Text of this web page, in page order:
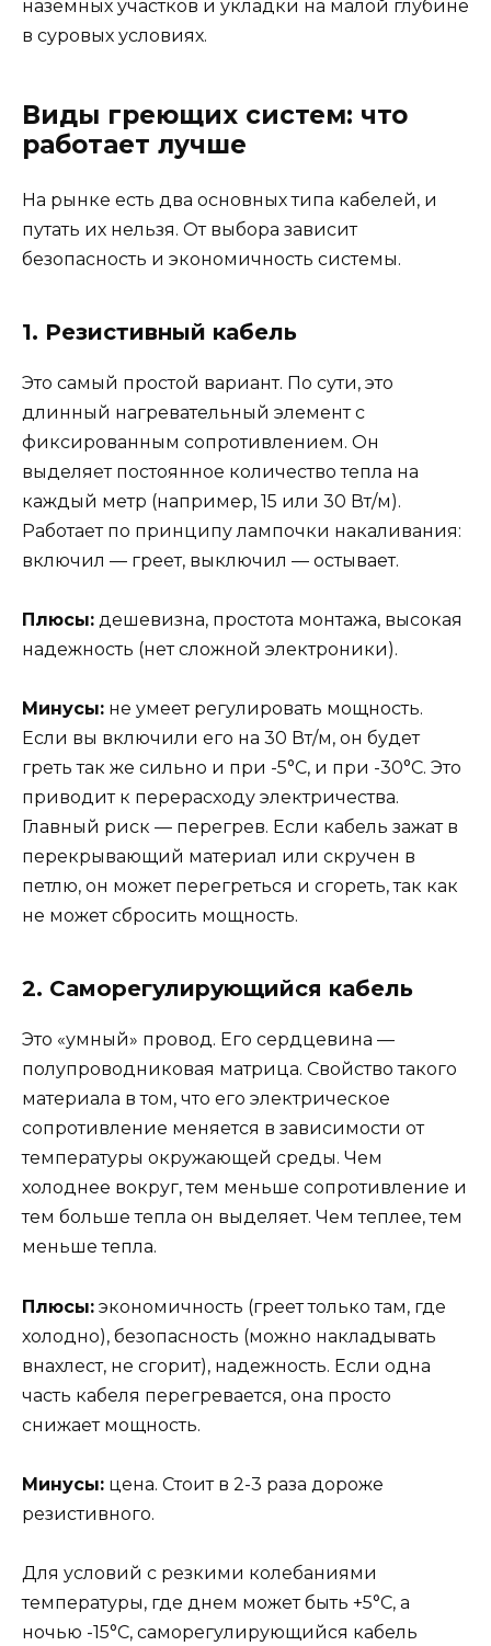
наземных участков и укладки на малой глубине
в суровых условиях.
Виды греющих систем: что
работает лучше
На рынке есть два основных типа кабелей, и
путать их нельзя. От выбора зависит
безопасность и экономичность системы.
1. Резистивный кабель
Это самый простой вариант. По сути, это
длинный нагревательный элемент с
фиксированным сопротивлением. Он
выделяет постоянное количество тепла на
каждый метр (например, 15 или 30 Вт/м).
Работает по принципу лампочки накаливания:
включил — греет, выключил — остывает.
Плюсы: дешевизна, простота монтажа, высокая
надежность (нет сложной электроники).
Минусы: не умеет регулировать мощность.
Если вы включили его на 30 Вт/м, он будет
греть так же сильно и при -5°C, и при -30°C. Это
приводит к перерасходу электричества.
Главный риск — перегрев. Если кабель зажат в
перекрывающий материал или скручен в
петлю, он может перегреться и сгореть, так как
не может сбросить мощность.
2. Саморегулирующийся кабель
Это «умный» провод. Его сердцевина —
полупроводниковая матрица. Свойство такого
материала в том, что его электрическое
сопротивление меняется в зависимости от
температуры окружающей среды. Чем
холоднее вокруг, тем меньше сопротивление и
тем больше тепла он выделяет. Чем теплее, тем
меньше тепла.
Плюсы: экономичность (греет только там, где
холодно), безопасность (можно накладывать
внахлест, не сгорит), надежность. Если одна
часть кабеля перегревается, она просто
снижает мощность.
Минусы: цена. Стоит в 2-3 раза дороже
резистивного.
Для условий с резкими колебаниями
температуры, где днем может быть +5°C, а
ночью -15°C, саморегулирующийся кабель